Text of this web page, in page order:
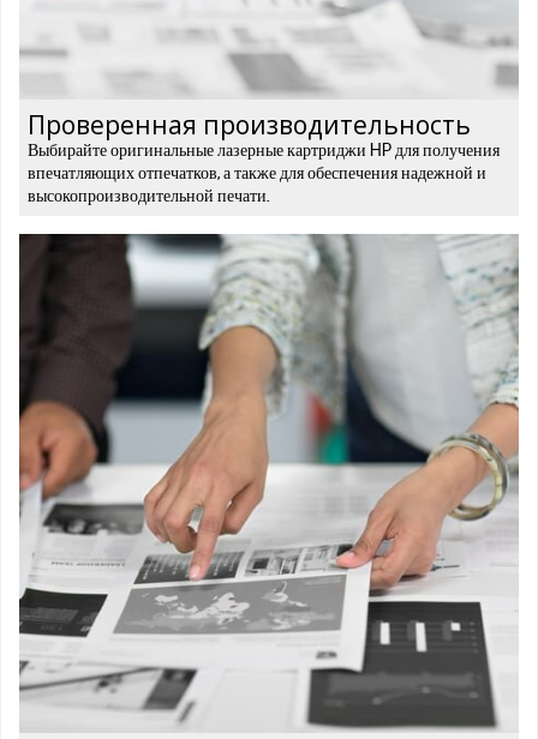
Проверенная производительность
Выбирайте оригинальные лазерные картриджи HP для получения
впечатляющих отпечатков, а также для обеспечения надежной и
высокопроизводительной печати.